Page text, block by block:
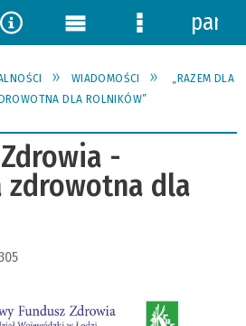
WIADOMOŚCI
„RAZEM DLA
DLA ROLNIKÓW”
-
dla
Menu
główne
Menu
szczegółowe
panel